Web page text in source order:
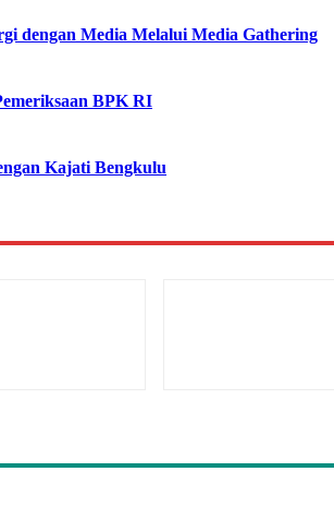
dengan Media Melalui Media Gathering
BPK RI
Kajati Bengkulu